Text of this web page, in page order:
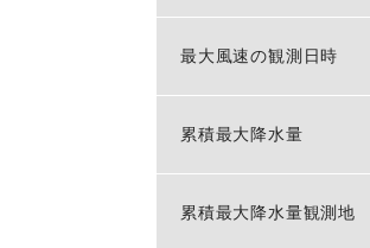
最大風速の観測日時
累積最大降水量
累積最大降水量観測地